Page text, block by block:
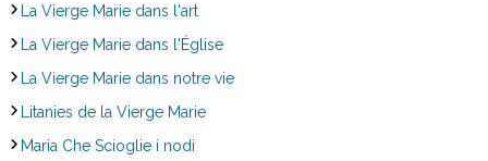
La Vierge Marie dans l'art
La Vierge Marie dans l'Église
La Vierge Marie dans notre vie
Litanies de la Vierge Marie
Maria Che Scioglie i nodi